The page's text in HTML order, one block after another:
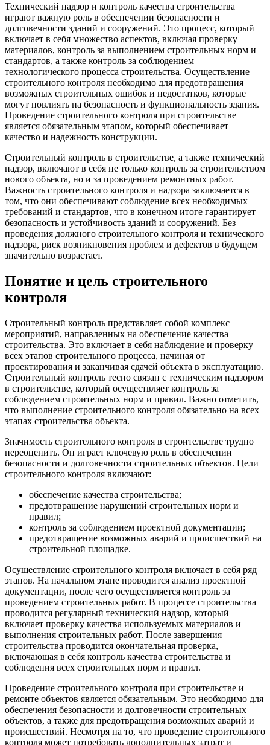
Технический надзор и контроль качества строительства
играют важную роль в обеспечении безопасности и
долговечности зданий и сооружений. Это процесс, который
включает в себя множество аспектов, включая проверку
материалов, контроль за выполнением строительных норм и
стандартов, а также контроль за соблюдением
технологического процесса строительства. Осуществление
строительного контроля необходимо для предотвращения
возможных строительных ошибок и недостатков, которые
могут повлиять на безопасность и функциональность здания.
Проведение строительного контроля при строительстве
является обязательным этапом, который обеспечивает
качество и надежность конструкции.
Строительный контроль в строительстве, а также технический
надзор, включают в себя не только контроль за строительством
нового объекта, но и за проведением ремонтных работ.
Важность строительного контроля и надзора заключается в
том, что они обеспечивают соблюдение всех необходимых
требований и стандартов, что в конечном итоге гарантирует
безопасность и устойчивость зданий и сооружений. Без
проведения должного строительного контроля и технического
надзора, риск возникновения проблем и дефектов в будущем
значительно возрастает.
Понятие и цель строительного
контроля
Строительный контроль представляет собой комплекс
мероприятий, направленных на обеспечение качества
строительства. Это включает в себя наблюдение и проверку
всех этапов строительного процесса, начиная от
проектирования и заканчивая сдачей объекта в эксплуатацию.
Строительный контроль тесно связан с техническим надзором
в строительстве, который осуществляет контроль за
соблюдением строительных норм и правил. Важно отметить,
что выполнение строительного контроля обязательно на всех
этапах строительства объекта.
Значимость строительного контроля в строительстве трудно
переоценить. Он играет ключевую роль в обеспечении
безопасности и долговечности строительных объектов. Цели
строительного контроля включают:
обеспечение качества строительства;
предотвращение нарушений строительных норм и
правил;
контроль за соблюдением проектной документации;
предотвращение возможных аварий и происшествий на
строительной площадке.
Осуществление строительного контроля включает в себя ряд
этапов. На начальном этапе проводится анализ проектной
документации, после чего осуществляется контроль за
проведением строительных работ. В процессе строительства
проводится регулярный технический надзор, который
включает проверку качества используемых материалов и
выполнения строительных работ. После завершения
строительства проводится окончательная проверка,
включающая в себя контроль качества строительства и
соблюдения всех строительных норм и правил.
Проведение строительного контроля при строительстве и
ремонте объектов является обязательным. Это необходимо для
обеспечения безопасности и долговечности строительных
объектов, а также для предотвращения возможных аварий и
происшествий. Несмотря на то, что проведение строительного
контроля может потребовать дополнительных затрат и